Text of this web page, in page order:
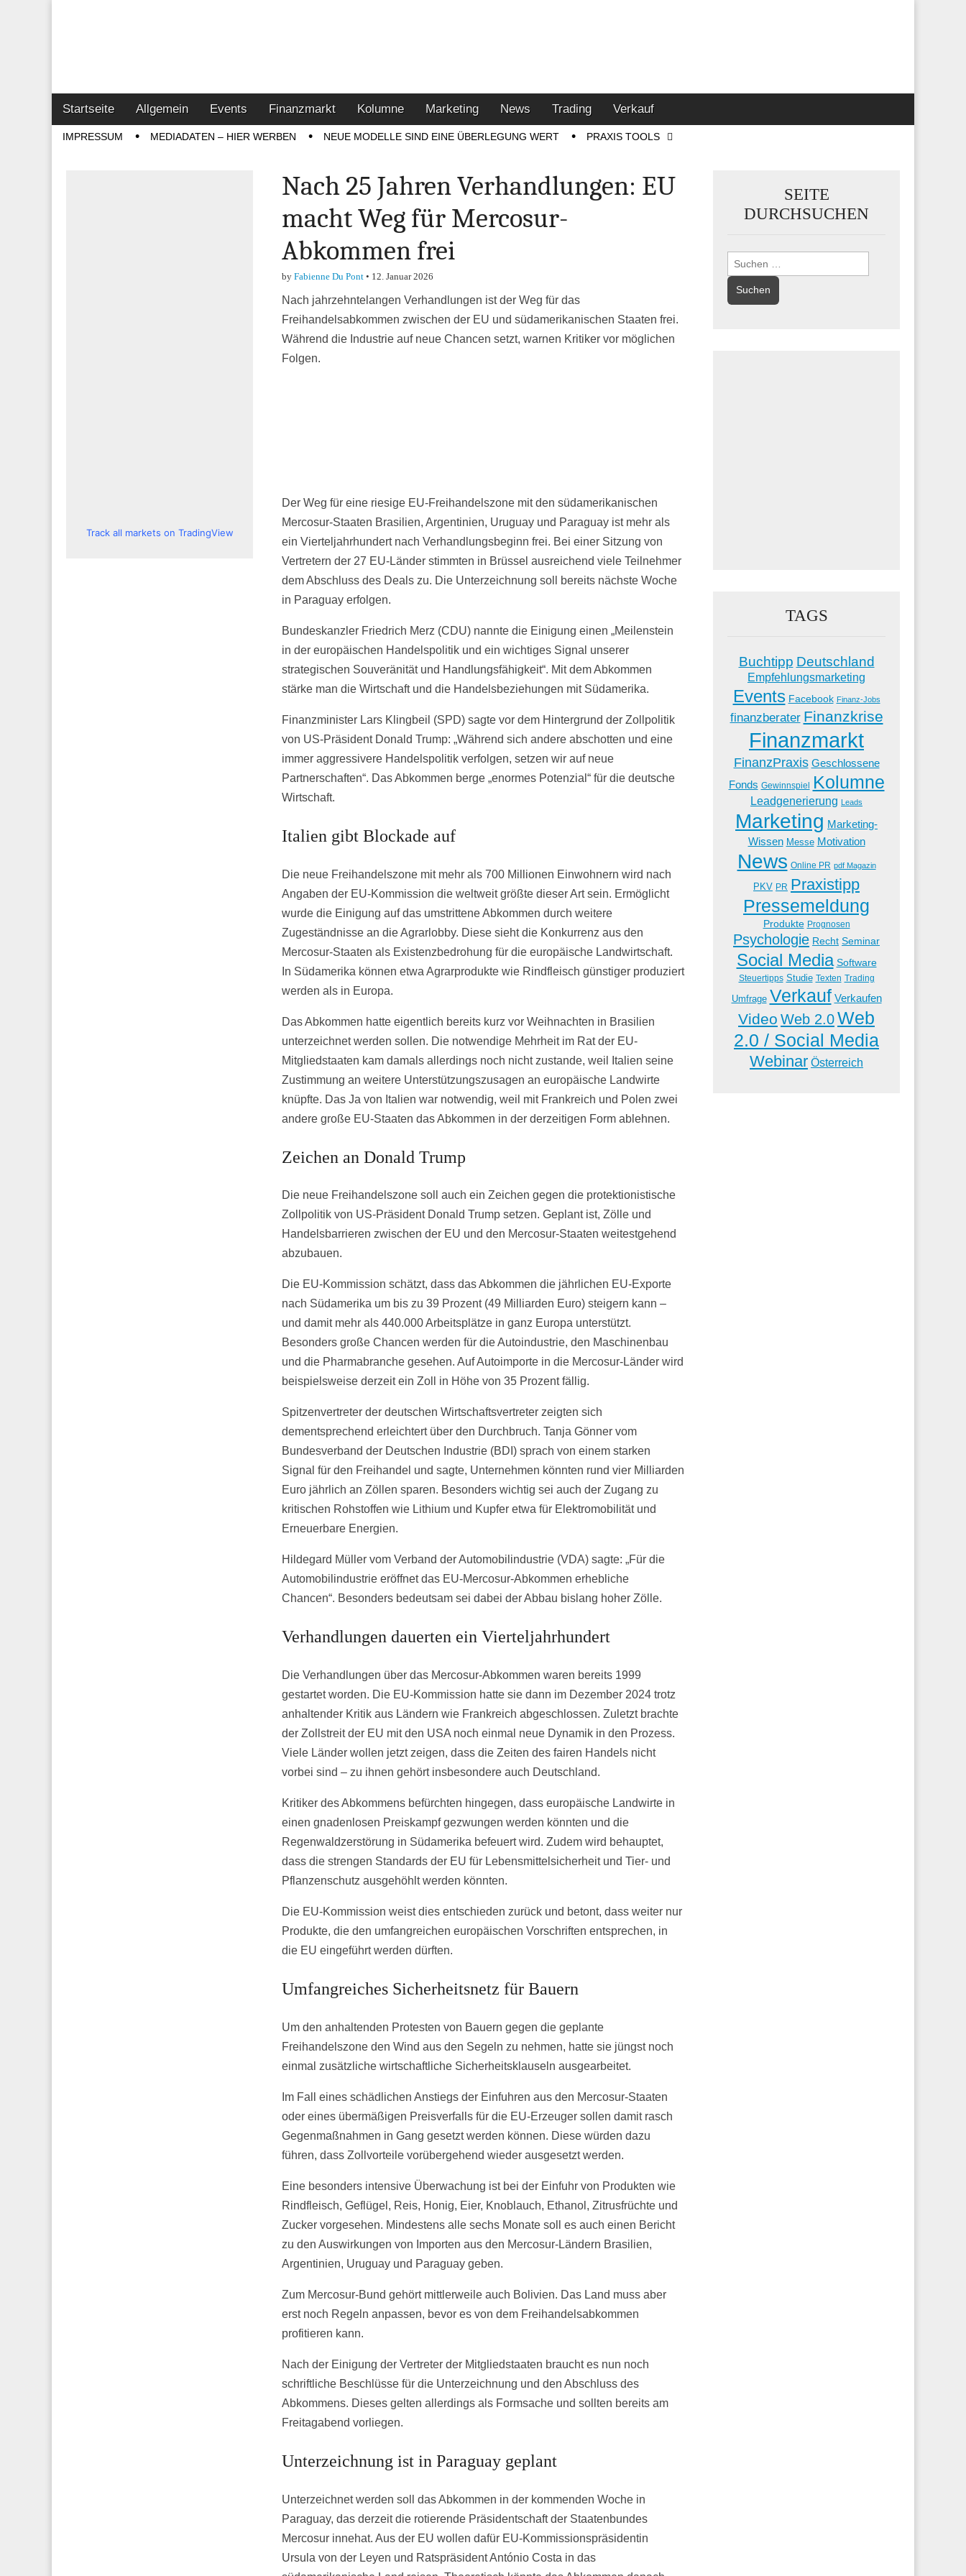
Main
menu
Skip
to
content
Startseite Allgemein Events Finanzmarkt Kolumne Marketing News Trading Verkauf
SubIMPRESSUM MEDIADATEN – HIER WERBEN NEUE MODELLE SIND EINE ÜBERLEGUNG WERT PRAXIS TOOLS
Nach 25 Jahren Verhandlungen: EU
macht Weg für Mercosur-
Abkommen frei
by Fabienne Du Pont • 12. Januar 2026
Nach jahrzehntelangen Verhandlungen ist der Weg für das
Freihandelsabkommen zwischen der EU und südamerikanischen Staaten frei.
Während die Industrie auf neue Chancen setzt, warnen Kritiker vor möglichen
Folgen.
Der Weg für eine riesige EU-Freihandelszone mit den südamerikanischen
Mercosur-Staaten Brasilien, Argentinien, Uruguay und Paraguay ist mehr als
ein Vierteljahrhundert nach Verhandlungsbeginn frei. Bei einer Sitzung von
Vertretern der 27 EU-Länder stimmten in Brüssel ausreichend viele Teilnehmer
dem Abschluss des Deals zu. Die Unterzeichnung soll bereits nächste Woche
in Paraguay erfolgen.
Bundeskanzler Friedrich Merz (CDU) nannte die Einigung einen „Meilenstein
in der europäischen Handelspolitik und ein wichtiges Signal unserer
strategischen Souveränität und Handlungsfähigkeit“. Mit dem Abkommen
stärke man die Wirtschaft und die Handelsbeziehungen mit Südamerika.
Finanzminister Lars Klingbeil (SPD) sagte vor dem Hintergrund der Zollpolitik
von US-Präsident Donald Trump: „Während sich andere abschotten und eine
immer aggressivere Handelspolitik verfolgen, setzen wir auf neue
Partnerschaften“. Das Abkommen berge „enormes Potenzial“ für die deutsche
Wirtschaft.
Italien gibt Blockade auf
Die neue Freihandelszone mit mehr als 700 Millionen Einwohnern wird nach
Angaben der EU-Kommission die weltweit größte dieser Art sein. Ermöglicht
wurde die Einigung auf das umstrittene Abkommen durch weitere
Zugeständnisse an die Agrarlobby. Diese sieht die Konkurrenz aus den
Mercosur-Staaten als Existenzbedrohung für die europäische Landwirtschaft.
In Südamerika können etwa Agrarprodukte wie Rindfleisch günstiger produziert
werden als in Europa.
Das Abkommen hatte eigentlich bereits kurz vor Weihnachten in Brasilien
unterzeichnet werden sollen. Die notwendige Mehrheit im Rat der EU-
Mitgliedstaaten kam damals allerdings noch nicht zustande, weil Italien seine
Zustimmung an weitere Unterstützungszusagen an europäische Landwirte
knüpfte. Das Ja von Italien war notwendig, weil mit Frankreich und Polen zwei
andere große EU-Staaten das Abkommen in der derzeitigen Form ablehnen.
Zeichen an Donald Trump
Die neue Freihandelszone soll auch ein Zeichen gegen die protektionistische
Zollpolitik von US-Präsident Donald Trump setzen. Geplant ist, Zölle und
Handelsbarrieren zwischen der EU und den Mercosur-Staaten weitestgehend
abzubauen.
Die EU-Kommission schätzt, dass das Abkommen die jährlichen EU-Exporte
nach Südamerika um bis zu 39 Prozent (49 Milliarden Euro) steigern kann –
und damit mehr als 440.000 Arbeitsplätze in ganz Europa unterstützt.
Besonders große Chancen werden für die Autoindustrie, den Maschinenbau
und die Pharmabranche gesehen. Auf Autoimporte in die Mercosur-Länder wird
beispielsweise derzeit ein Zoll in Höhe von 35 Prozent fällig.
Spitzenvertreter der deutschen Wirtschaftsvertreter zeigten sich
dementsprechend erleichtert über den Durchbruch. Tanja Gönner vom
Bundesverband der Deutschen Industrie (BDI) sprach von einem starken
Signal für den Freihandel und sagte, Unternehmen könnten rund vier Milliarden
Euro jährlich an Zöllen sparen. Besonders wichtig sei auch der Zugang zu
kritischen Rohstoffen wie Lithium und Kupfer etwa für Elektromobilität und
Erneuerbare Energien.
Hildegard Müller vom Verband der Automobilindustrie (VDA) sagte: „Für die
Automobilindustrie eröffnet das EU-Mercosur-Abkommen erhebliche
Chancen“. Besonders bedeutsam sei dabei der Abbau bislang hoher Zölle.
Verhandlungen dauerten ein Vierteljahrhundert
Die Verhandlungen über das Mercosur-Abkommen waren bereits 1999
gestartet worden. Die EU-Kommission hatte sie dann im Dezember 2024 trotz
anhaltender Kritik aus Ländern wie Frankreich abgeschlossen. Zuletzt brachte
der Zollstreit der EU mit den USA noch einmal neue Dynamik in den Prozess.
Viele Länder wollen jetzt zeigen, dass die Zeiten des fairen Handels nicht
vorbei sind – zu ihnen gehört insbesondere auch Deutschland.
Kritiker des Abkommens befürchten hingegen, dass europäische Landwirte in
einen gnadenlosen Preiskampf gezwungen werden könnten und die
Regenwaldzerstörung in Südamerika befeuert wird. Zudem wird behauptet,
dass die strengen Standards der EU für Lebensmittelsicherheit und Tier- und
Pflanzenschutz ausgehöhlt werden könnten.
Die EU-Kommission weist dies entschieden zurück und betont, dass weiter nur
Produkte, die den umfangreichen europäischen Vorschriften entsprechen, in
die EU eingeführt werden dürften.
Umfangreiches Sicherheitsnetz für Bauern
Um den anhaltenden Protesten von Bauern gegen die geplante
Freihandelszone den Wind aus den Segeln zu nehmen, hatte sie jüngst noch
einmal zusätzliche wirtschaftliche Sicherheitsklauseln ausgearbeitet.
Im Fall eines schädlichen Anstiegs der Einfuhren aus den Mercosur-Staaten
oder eines übermäßigen Preisverfalls für die EU-Erzeuger sollen damit rasch
Gegenmaßnahmen in Gang gesetzt werden können. Diese würden dazu
führen, dass Zollvorteile vorübergehend wieder ausgesetzt werden.
Eine besonders intensive Überwachung ist bei der Einfuhr von Produkten wie
Rindfleisch, Geflügel, Reis, Honig, Eier, Knoblauch, Ethanol, Zitrusfrüchte und
Zucker vorgesehen. Mindestens alle sechs Monate soll es auch einen Bericht
zu den Auswirkungen von Importen aus den Mercosur-Ländern Brasilien,
Argentinien, Uruguay und Paraguay geben.
Zum Mercosur-Bund gehört mittlerweile auch Bolivien. Das Land muss aber
erst noch Regeln anpassen, bevor es von dem Freihandelsabkommen
profitieren kann.
Nach der Einigung der Vertreter der Mitgliedstaaten braucht es nun noch
schriftliche Beschlüsse für die Unterzeichnung und den Abschluss des
Abkommens. Dieses gelten allerdings als Formsache und sollten bereits am
Freitagabend vorliegen.
Unterzeichnung ist in Paraguay geplant
Unterzeichnet werden soll das Abkommen in der kommenden Woche in
Paraguay, das derzeit die rotierende Präsidentschaft der Staatenbundes
Mercosur innehat. Aus der EU wollen dafür EU-Kommissionspräsidentin
Ursula von der Leyen und Ratspräsident António Costa in das
Track all markets on TradingView
SEITE
DURCHSUCHEN
Suchen
nach:
TAGS
Buchtipp Deutschland
Empfehlungsmarketing
Events Facebook Finanz-Jobs
finanzberater Finanzkrise
Finanzmarkt
FinanzPraxis Geschlossene
Fonds Gewinnspiel Kolumne
Leadgenerierung Leads
Marketing Marketing-
Wissen Messe Motivation
News Online PR pdf Magazin
PKV PR Praxistipp
Pressemeldung
Produkte Prognosen
Psychologie Recht Seminar
Social Media Software
Steuertipps Studie Texten Trading
Umfrage Verkauf Verkaufen
Video Web 2.0Web
2.0 / Social Media
Webinar Österreich